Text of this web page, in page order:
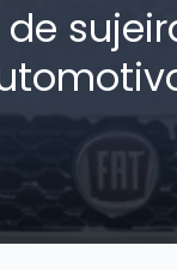
de